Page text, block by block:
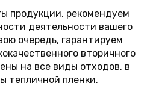
продукции, рекомендуем
деятельности вашего
очередь, гарантируем
вторичного
на все виды отходов, в
тепличной пленки.